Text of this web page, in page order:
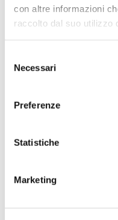
con altre informazioni
raccolto dal suo utilizzo
delNecessari
Preferenze
Statistiche
Marketing